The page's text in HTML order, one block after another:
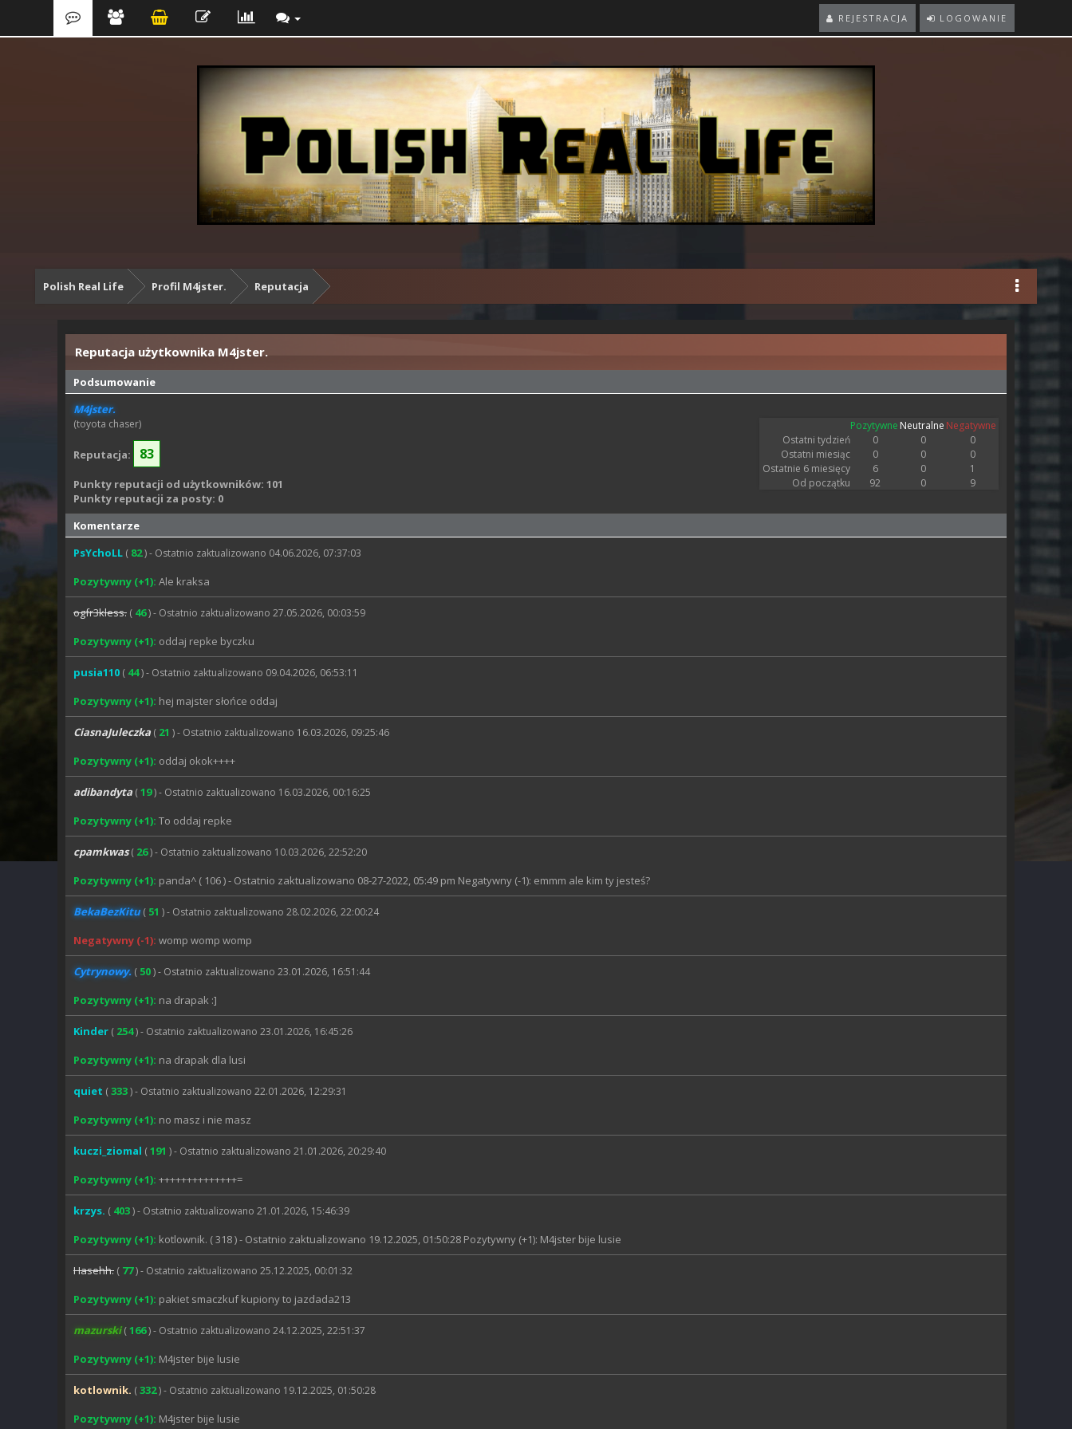
LOGOWANIE
REJESTRACJA
Polish Real Life Profil M4jster. Reputacja
Reputacja użytkownika M4jster.
Podsumowanie
M4jster.
(toyota chaser)
Reputacja: 83
Punkty reputacji od użytkowników: 101
Punkty reputacji za posty: 0
Pozytywne Neutralne Negatywne
Ostatni tydzień
0 0
0
Ostatni miesiąc
0 0
0
Ostatnie 6 miesięcy
6 0
1
Od początku
92 0 9
Komentarze
PsYchoLL ( 82) - Ostatnio zaktualizowano 04.06.2026, 07:37:03
Pozytywny (+1): Ale kraksa
ogfr3kless. ( 46) - Ostatnio zaktualizowano 27.05.2026, 00:03:59
Pozytywny (+1): oddaj repke byczku
pusia110 ( 44) - Ostatnio zaktualizowano 09.04.2026, 06:53:11
Pozytywny (+1): hej majster słońce oddaj
CiasnaJuleczka ( 21 ) - Ostatnio zaktualizowano 16.03.2026, 09:25:46
Pozytywny (+1): oddaj okok++++
adibandyta (19) - Ostatnio zaktualizowano 16.03.2026, 00:16:25
Pozytywny (+1): To oddaj repke
cpamkwas ( 26) - Ostatnio zaktualizowano 10.03.2026, 22:52:20
Pozytywny (+1): panda^ ( 106 ) - Ostatnio zaktualizowano 08-27-2022, 05:49 pm Negatywny (-1): emmm ale kim ty jesteś?
BekaBezKitu ( 51 ) - Ostatnio zaktualizowano 28.02.2026, 22:00:24
Negatywny (-1): womp womp womp
Cytrynowy. ( 50) - Ostatnio zaktualizowano 23.01.2026, 16:51:44
Pozytywny (+1): na drapak :]
Kinder ( 254) - Ostatnio zaktualizowano 23.01.2026, 16:45:26
Pozytywny (+1): na drapak dla lusi
quiet (333) - Ostatnio zaktualizowano 22.01.2026, 12:29:31
Pozytywny (+1): no masz i nie masz
kuczi_ziomal (191 ) - Ostatnio zaktualizowano 21.01.2026, 20:29:40
Pozytywny (+1): ++++++++++++++=
krzys. ( 403) - Ostatnio zaktualizowano 21.01.2026, 15:46:39
Pozytywny (+1): kotlownik. ( 318 ) - Ostatnio zaktualizowano 19.12.2025, 01:50:28 Pozytywny (+1): M4jster bije lusie
Hasehh. ( 77) - Ostatnio zaktualizowano 25.12.2025, 00:01:32
Pozytywny (+1): pakiet smaczkuf kupiony to jazdada213
mazurski (166) - Ostatnio zaktualizowano 24.12.2025, 22:51:37
Pozytywny (+1): M4jster bije lusie
kotlownik. (332) - Ostatnio zaktualizowano 19.12.2025, 01:50:28
Pozytywny (+1): M4jster bije lusie